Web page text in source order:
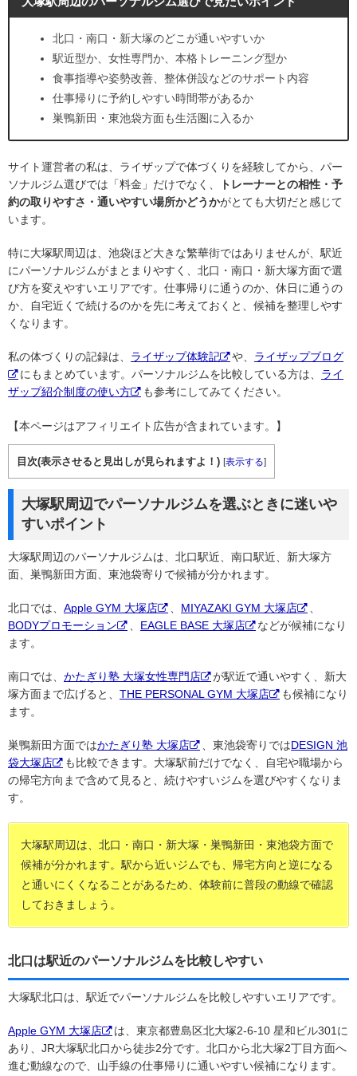
北口・南口・新大塚のどこが通いやすいか
駅近型か、女性専門か、本格トレーニング型か
食事指導や姿勢改善、整体併設などのサポート内容
仕事帰りに予約しやすい時間帯があるか
巣鴨新田・東池袋方面も生活圏に入るか
サイト運営者の私は、ライザップで体づくりを経験してから、パー
ソナルジム選びでは「料金」だけでなく、
トレーナーとの相性・予
約の取りやすさ・通いやすい場所かどうかがとても大切だと感じて
います。
特に大塚駅周辺は、池袋ほど大きな繁華街ではありませんが、駅近
にパーソナルジムがまとまりやすく、北口・南口・新大塚方面で選
び方を変えやすいエリアです。仕事帰りに通うのか、休日に通うの
か、自宅近くで続けるのかを先に考えておくと、候補を整理しやす
くなります。
私の体づくりの記録は、 ライザップ体験記 や、 ライザップブログ
にもまとめています。パーソナルジムを比較している方は、 ライ
ザップ紹介制度の使い方
も参考にしてみてください。
【本ページはアフィリエイト広告が含まれています。】
目次(表示させると見出しが見られますよ！) [表示する]
大塚駅周辺でパーソナルジムを選ぶときに迷いや
すいポイント
大塚駅周辺のパーソナルジムは、北口駅近、南口駅近、新大塚方
面、巣鴨新田方面、東池袋寄りで候補が分かれます。
北口では、 Apple GYM 大塚店 MIYAZAKI GYM 大塚店
BODYプロモーション
EAGLE BASE 大塚店
などが候補になり
ます。
南口では、 かたぎり塾 大塚女性専門店
が駅近で通いやすく、新大
塚方面まで広げると、 THE PERSONAL GYM 大塚店
も候補になり
ます。
巣鴨新田方面ではかたぎり塾 大塚店 、東池袋寄りではDESIGN 池
袋大塚店
も比較できます。大塚駅前だけでなく、自宅や職場から
の帰宅方向まで含めて見ると、続けやすいジムを選びやすくなりま
す。
大塚駅周辺は、北口・南口・新大塚・巣鴨新田・東池袋方面で
候補が分かれます。駅から近いジムでも、帰宅方向と逆になる
と通いにくくなることがあるため、体験前に普段の動線で確認
しておきましょう。
北口は駅近のパーソナルジムを比較しやすい
大塚駅北口は、駅近でパーソナルジムを比較しやすいエリアです。
Apple GYM 大塚店
は、東京都豊島区北大塚2-6-10 星和ビル301に
あり、JR大塚駅北口から徒歩2分です。北口から北大塚2丁目方面へ
進む動線なので、山手線の仕事帰りに通いやすい候補になります。